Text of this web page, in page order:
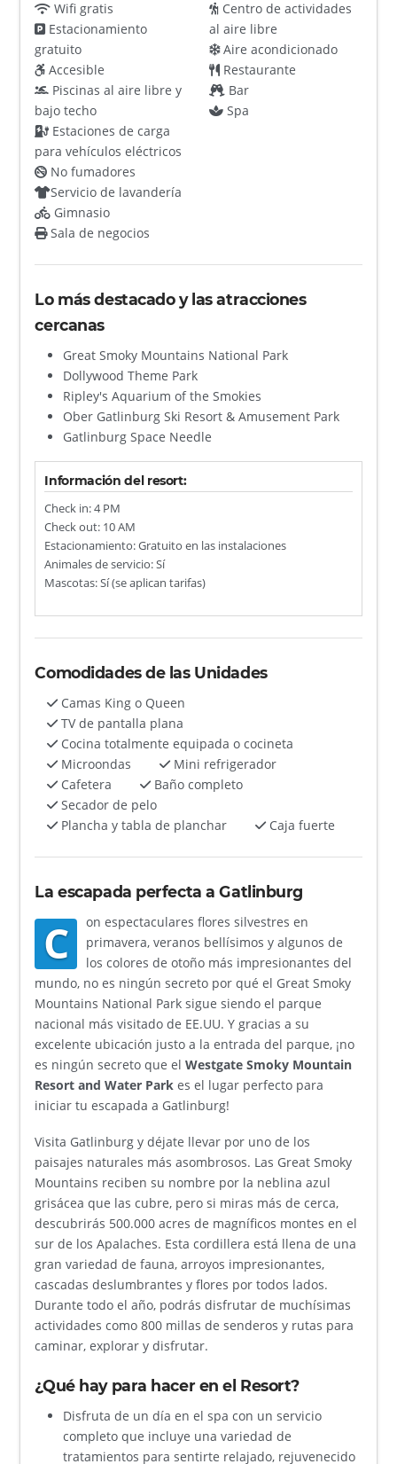
Wifi gratis
Estacionamiento
gratuito
Accesible
Piscinas al aire libre y
bajo techo
Estaciones de carga
para vehículos eléctricos
Centro de actividades
al aire libre
Aire acondicionado
Restaurante
Bar
Spa
No fumadores
Servicio de lavandería
Gimnasio
Sala de negocios
Lo más destacado y las atracciones
cercanas
Great Smoky Mountains National Park
Dollywood Theme Park
Ripley's Aquarium of the Smokies
Ober Gatlinburg Ski Resort & Amusement Park
Gatlinburg Space Needle
Información del resort:
Check in: 4 PM
Check out: 10 AM
Estacionamiento: Gratuito en las instalaciones
Animales de servicio: Sí
Mascotas: Sí (se aplican tarifas)
Comodidades de las Unidades
Camas King o Queen
TV de pantalla plana
Cocina totalmente equipada o cocineta
Microondas
Mini refrigerador
Cafetera
Baño completo
Secador de pelo
Plancha y tabla de planchar
Caja fuerte
La escapada perfecta a Gatlinburg
C
on espectaculares flores silvestres en
primavera, veranos bellísimos y algunos de
los colores de otoño más impresionantes del
mundo, no es ningún secreto por qué el Great Smoky
Mountains National Park sigue siendo el parque
nacional más visitado de EE.UU. Y gracias a su
excelente ubicación justo a la entrada del parque, ¡no
es ningún secreto que elWestgate Smoky Mountain
Resort and Water Park es el lugar perfecto para
iniciar tu escapada a Gatlinburg!
Visita Gatlinburg y déjate llevar por uno de los
paisajes naturales más asombrosos. Las Great Smoky
Mountains reciben su nombre por la neblina azul
grisácea que las cubre, pero si miras más de cerca,
descubrirás 500.000 acres de magníficos montes en el
sur de los Apalaches. Esta cordillera está llena de una
gran variedad de fauna, arroyos impresionantes,
cascadas deslumbrantes y flores por todos lados.
Durante todo el año, podrás disfrutar de muchísimas
actividades como 800 millas de senderos y rutas para
caminar, explorar y disfrutar.
¿Qué hay para hacer en el Resort?
Disfruta de un día en el spa con un servicio
completo que incluye una variedad de
tratamientos para sentirte relajado, rejuvenecido